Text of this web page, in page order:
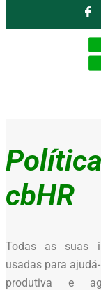
cbHR
Todas as suas
usadas para
produtiva e